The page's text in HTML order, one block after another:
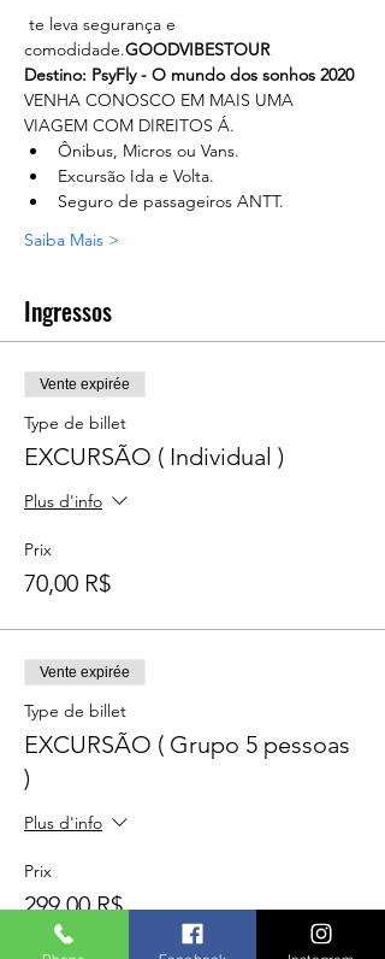
comodidade.GOODVIBESTOUR
Destino: PsyFly - O mundo dos sonhos 2020
VENHA CONOSCO EM MAIS UMA
VIAGEM COM DIREITOS Á.
Ônibus, Micros ou Vans.
Excursão Ida e Volta.
Seguro de passageiros ANTT.
Saiba Mais >
Ingressos
Vente expirée
Type de billet
EXCURSÃO ( Individual )
Plus d'info
Prix
70,00 R$
Vente expirée
Type de billet
EXCURSÃO ( Grupo 5 pessoas
)
Plus d'info
Prix
299,00 R$